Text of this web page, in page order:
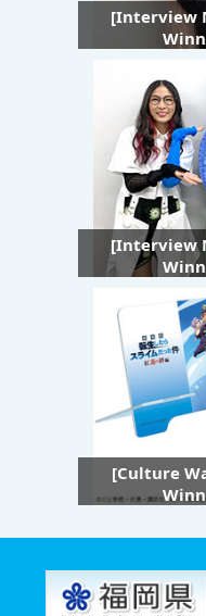
[Interview
[Interview
[Culture